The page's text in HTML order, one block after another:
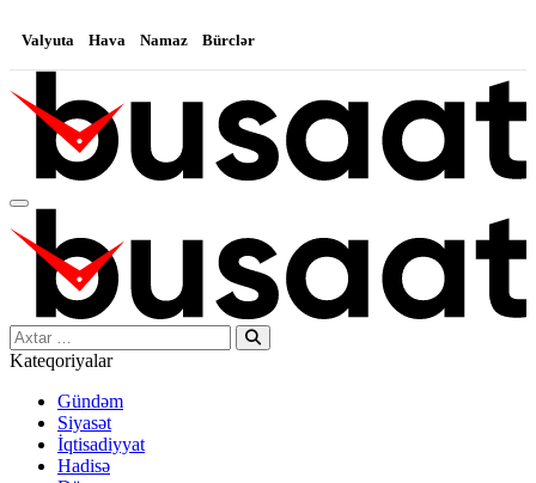
Valyuta Hava Namaz Bürclər
Search…
Kateqoriyalar
Gündəm
Siyasət
İqtisadiyyat
Hadisə